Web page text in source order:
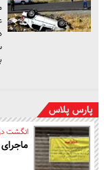
پارس پلاس
انگشت